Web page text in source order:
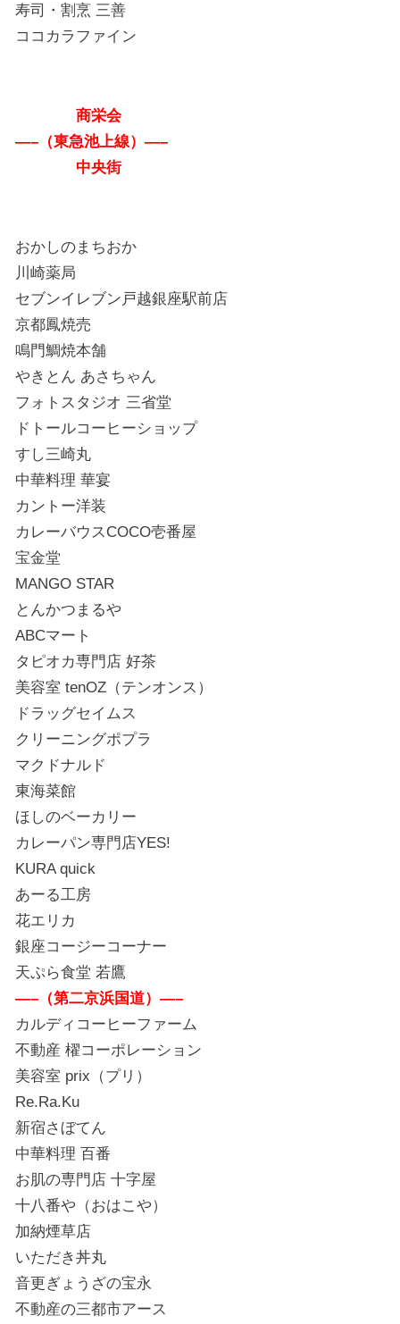
寿司・割烹 三善
ココカラファイン
商栄会
—–（東急池上線）—–
中央街
おかしのまちおか
川崎薬局
セブンイレブン戸越銀座駅前店
京都鳳焼売
鳴門鯛焼本舗
やきとん あさちゃん
フォトスタジオ 三省堂
ドトールコーヒーショップ
すし三崎丸
中華料理 華宴
カントー洋装
カレーバウスCOCO壱番屋
宝金堂
MANGO STAR
とんかつまるや
ABCマート
タピオカ専門店 好茶
美容室 tenOZ（テンオンス）
ドラッグセイムス
クリーニングポプラ
マクドナルド
東海菜館
ほしのベーカリー
カレーパン専門店YES!
KURA quick
あーる工房
花エリカ
銀座コージーコーナー
天ぷら食堂 若鷹
—–（第二京浜国道）—–
カルディコーヒーファーム
不動産 櫂コーポレーション
美容室 prix（プリ）
Re.Ra.Ku
新宿さぼてん
中華料理 百番
お肌の専門店 十字屋
十八番や（おはこや）
加納煙草店
いただき丼丸
音更ぎょうざの宝永
不動産の三都市アース